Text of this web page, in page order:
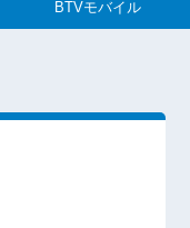
BTVモバイル